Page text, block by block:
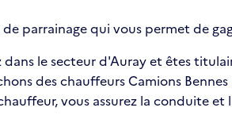
de parrainage qui vous permet de
dans le secteur d'Auray et êtes
des chauffeurs Camions
vous assurez la conduite